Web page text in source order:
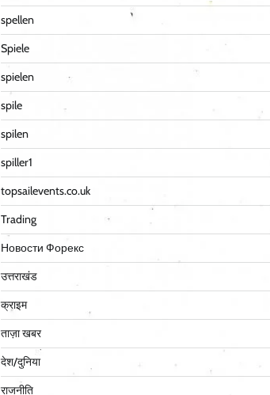
spellen
Spiele
spielen
spile
spilen
spiller1
topsailevents.co.uk
Trading
Новости Форекс
उत्तराखंड
क्राइम
ताज़ा खबर
देश/दुनिया
राजनीति